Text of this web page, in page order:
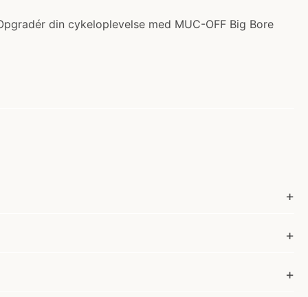
din cykeloplevelse med MUC-OFF Big Bore